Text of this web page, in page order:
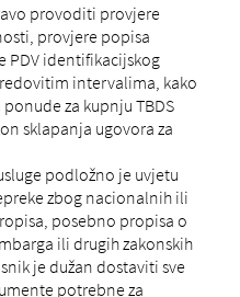
provoditi provjere
provjere popisa
PDV identifikacijskog
intervalima, kako
za kupnju TBDS
sklapanja ugovora za
podložno je uvjetu
zbog nacionalnih ili
posebno propisa o
ili drugih zakonskih
je dužan dostaviti sve
potrebne za